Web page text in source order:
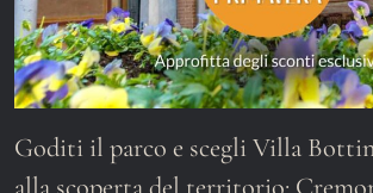
Goditi il parco e scegli Villa
alla scoperta del territorio: